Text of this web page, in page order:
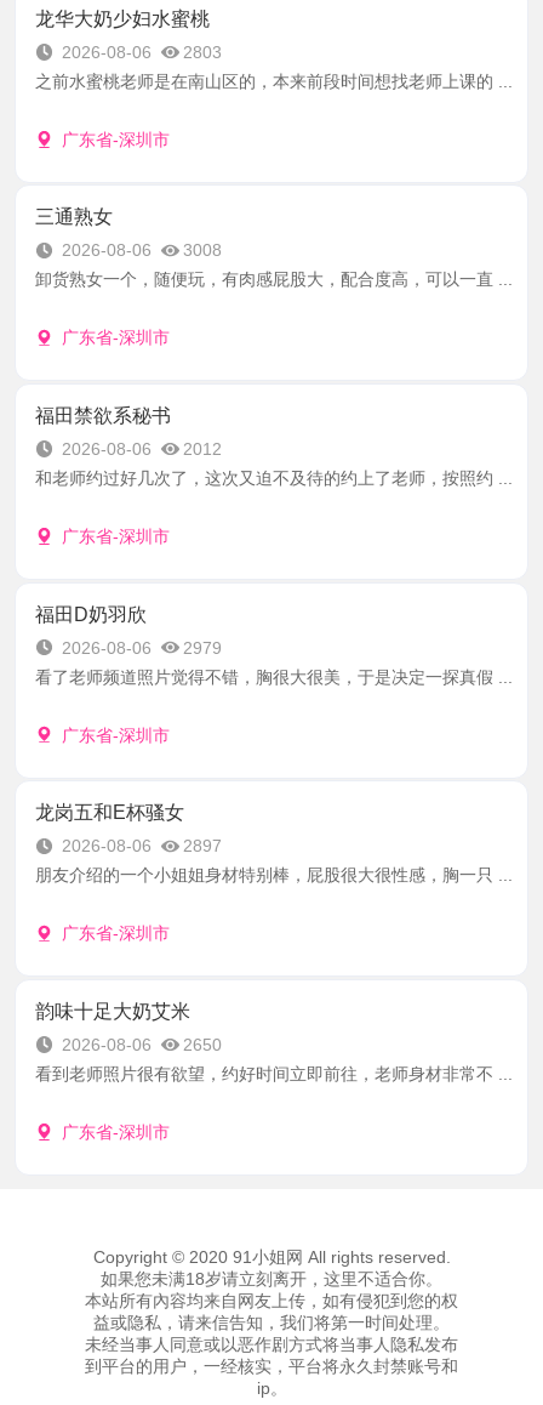
龙华大奶少妇水蜜桃
2026-08-06
2803
之前水蜜桃老师是在南山区的，本来前段时间想找老师上课的 ...
广东省-深圳市
三通熟女
2026-08-06
3008
卸货熟女一个，随便玩，有肉感屁股大，配合度高，可以一直 ...
广东省-深圳市
福田禁欲系秘书
2026-08-06
2012
和老师约过好几次了，这次又迫不及待的约上了老师，按照约 ...
广东省-深圳市
福田D奶羽欣
2026-08-06
2979
看了老师频道照片觉得不错，胸很大很美，于是决定一探真假 ...
广东省-深圳市
龙岗五和E杯骚女
2026-08-06
2897
朋友介绍的一个小姐姐身材特别棒，屁股很大很性感，胸一只 ...
广东省-深圳市
韵味十足大奶艾米
2026-08-06
2650
看到老师照片很有欲望，约好时间立即前往，老师身材非常不 ...
广东省-深圳市
Copyright © 2020 91小姐网 All rights reserved.
如果您未满18岁请立刻离开，这里不适合你。
本站所有內容均来自网友上传，如有侵犯到您的权
益或隐私，请来信告知，我们将第一时间处理。
未经当事人同意或以恶作剧方式将当事人隐私发布
到平台的用户，一经核实，平台将永久封禁账号和
ip。